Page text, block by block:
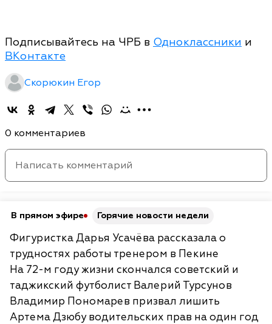
Подписывайтесь на ЧРБ в Одноклассники и
ВКонтакте
Скорюкин Егор
0 комментариев
В прямом эфире Горячие новости недели
Фигуристка Дарья Усачёва рассказала о
трудностях работы тренером в Пекине
На 72-м году жизни скончался советский и
таджикский футболист Валерий Турсунов
Владимир Пономарев призвал лишить
Артема Дзюбу водительских прав на один год